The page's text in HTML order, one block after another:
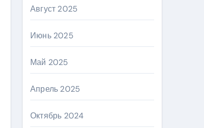
Август 2025
Июнь 2025
Май 2025
Апрель 2025
Октябрь 2024